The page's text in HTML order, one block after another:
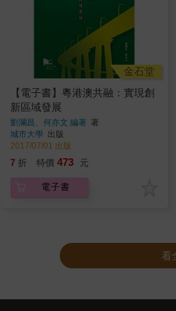
金石堂
【電子書】粵港澳共融：實現創
新區域發展
劉瀾昌、何亦文 編著 著
城市大學 出版
2017/07/01 出版
7 折 特價 473 元
電子書
看